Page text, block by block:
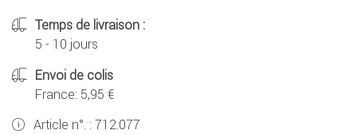
Temps de livraison :
5 - 10 jours
Envoi de colis
France: 5,95 €
Article n°. : 712.077